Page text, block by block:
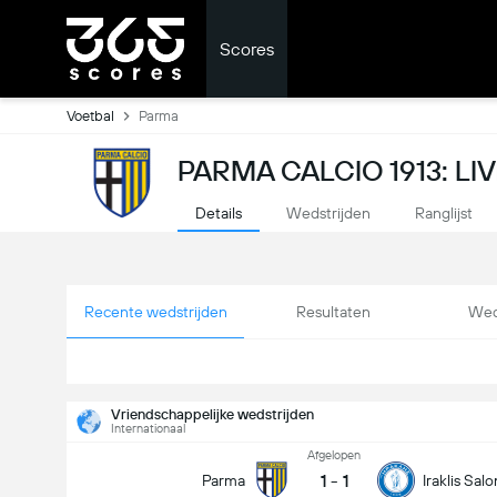
Scores
Voetbal Parma
PARMA CALCIO 1913:
Details Wedstrijden Ranglijst
Recente wedstrijden Resultaten
Vriendschappelijke wedstrijden
Internationaal
Parma
Afgelopen
1 - 1 Iraklis